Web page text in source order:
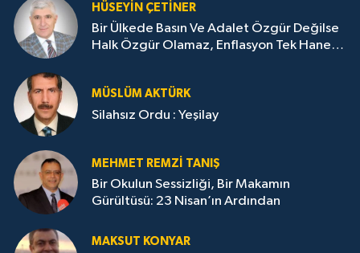
HÜSEYIN ÇETİNER
Bir Ülkede Basın Ve Adalet Özgür Değilse
Halk Özgür Olamaz, Enflasyon Tek Haneye
MÜSLÜM AKTÜRK
Silahsız Ordu : Yeşilay
MEHMET REMZI TANIŞ
Bir Okulun Sessizliği, Bir Makamın
Gürültüsü: 23 Nisan’ın Ardından
MAKSUT KONYAR